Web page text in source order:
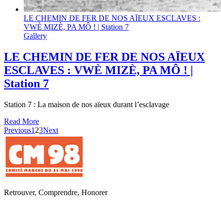
LE CHEMIN DE FER DE NOS AÏEUX ESCLAVES :
VWÈ MIZÈ, PA MÔ ! | Station 7
Gallery
LE CHEMIN DE FER DE NOS AÏEUX
ESCLAVES : VWÈ MIZÈ, PA MÔ ! |
Station 7
Station 7 : La maison de nos aïeux durant l’esclavage
Read More
Previous1 23Next
Retrouver, Comprendre, Honorer